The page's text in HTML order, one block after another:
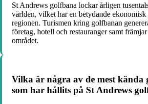
St Andrews golfbana lockar årligen
världen, vilket har en betydande ekonomisk
regionen. Turismen kring golfbanan
företag, hotell och restauranger samt
området.
Vilka är några av de mest kända
som har hållits på St Andrews